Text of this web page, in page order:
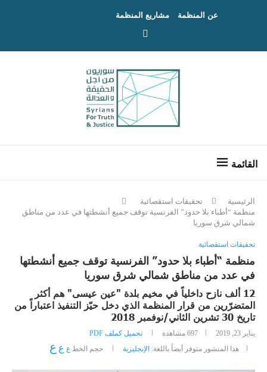
عن المنظمة مشاريع المنظمة
الرئيسية
تحقيقات استقصائية
منظمة “أطباء بلا حدود” الفرنسية توقف جميع أنشطتها في عدد من مناطق
شمالي شرق سوريا
تحقيقات استقصائية
منظمة “أطباء بلا حدود” الفرنسية توقف جميع أنشطتها
في عدد من مناطق شمالي شرق سوريا
12 ألف نازح داخلياً في مخيم بلدة "عين عيسى" هم أكثر
المتضرّرين من قرار المنظمة الذي دخل حيّز التنفيذ اعتباراً من
تاريخ 30 تشرين الثاني/نوفمبر 2018
يناير 23, 2019 697 مشاهدة
تحميل كملف PDF
هذا المنشور متوفر أيضاً باللغة: الإنجليزية حجم الخط ع ع ع